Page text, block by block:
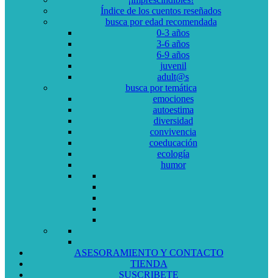
Índice de los cuentos reseñados
busca por edad recomendada
0-3 años
3-6 años
6-9 años
juvenil
adult@s
busca por temática
emociones
autoestima
diversidad
convivencia
coeducación
ecología
humor
ASESORAMIENTO Y CONTACTO
TIENDA
SUSCRIBETE